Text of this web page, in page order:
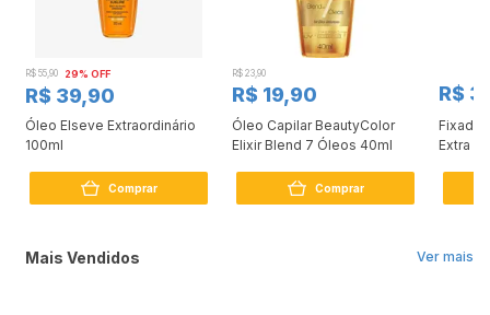
R$ 55,90 29% OFF
R$ 39,90
Óleo Elseve Extraordinário
100ml
Comprar
R$ 23,90
R$ 19,90
Óleo Capilar BeautyColor
Elixir Blend 7 Óleos 40ml
Comprar
R$
Fixador
Extra
Ver mais
Mais Vendidos